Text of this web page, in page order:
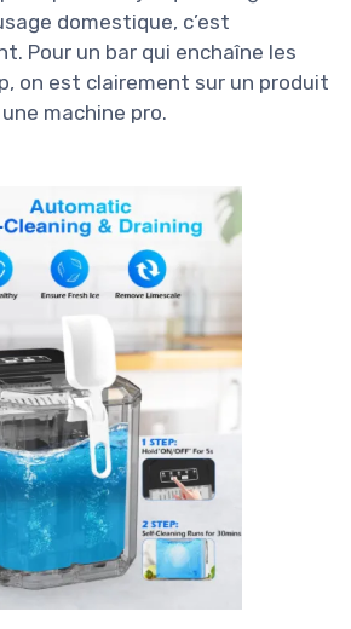
domestique, c’est
Pour un bar qui enchaîne les
on est clairement sur un produit
machine pro.